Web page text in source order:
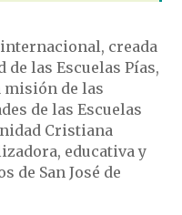
creada
las Escuelas Pías,
misión de las
de las Escuelas
Cristiana
educativa y
de San José de